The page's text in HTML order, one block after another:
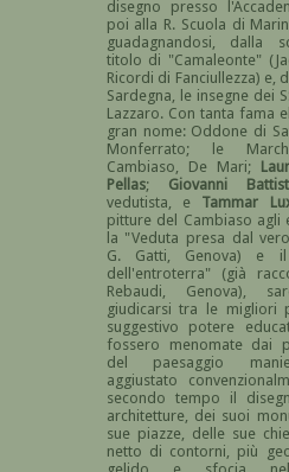
disegno presso
poi alla R. Scuola di
guadagnandosi, dalla
titolo di "Camaleonte"
Ricordi di Fanciullezza) e,
Sardegna, le insegne dei
Lazzaro. Con tanta fama
gran nome: Oddone di
Monferrato; le
Cambiaso, De Mari;
Pellas; Giovanni
vedutista, e Tammar
pitture del Cambiaso agli
la "Veduta presa dal
G. Gatti, Genova) e il
dell'entroterra" (già
Rebaudi, Genova),
giudicarsi tra le migliori
suggestivo potere
fossero menomate dai
del paesaggio
aggiustato
secondo tempo il
architetture, dei suoi
sue piazze, delle sue
netto di contorni, più